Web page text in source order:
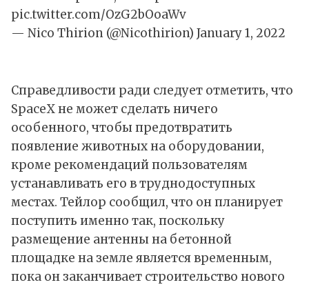
pic.twitter.com/OzG2bOoaWv
— Nico Thirion (@Nicothirion) January 1, 2022
Справедливости ради следует отметить, что
SpaceX не может сделать ничего
особенного, чтобы предотвратить
появление животных на оборудовании,
кроме рекомендаций пользователям
устанавливать его в труднодоступных
местах. Тейлор сообщил, что он планирует
поступить именно так, поскольку
размещение антенны на бетонной
площадке на земле является временным,
пока он заканчивает строительство нового